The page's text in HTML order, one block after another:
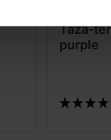
Taza-
purple